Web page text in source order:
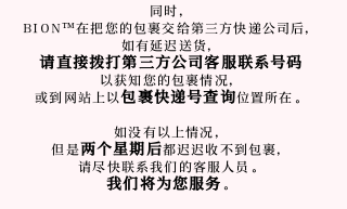
同时，
BION™️在把您的包裹交给第三方快递公司后，
如有延迟送货，
请直接拨打第三方公司客服联系号码
以获知您的包裹情况，
或到网站上以包裹快递号查询位置所在。
如没有以上情况，
但是两个星期后都迟迟收不到包裹，
请尽快联系我们的客服人员。
我们将为您服务 。